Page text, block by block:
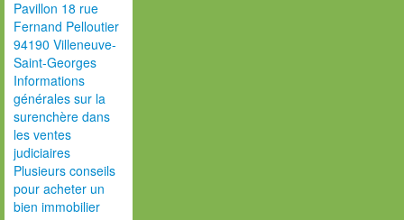
Pavillon 18 rue
Fernand Pelloutier
94190 Villeneuve-
Saint-Georges
Informations
générales sur la
surenchère dans
les ventes
judiciaires
Plusieurs conseils
pour acheter un
bien immobilier